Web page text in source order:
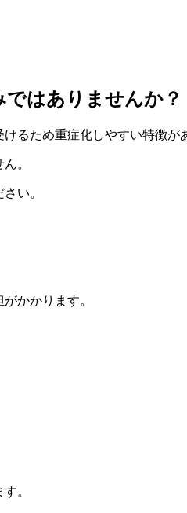
はありませんか？
るため重症化しやすい特徴が
。
い。
かかります。
。